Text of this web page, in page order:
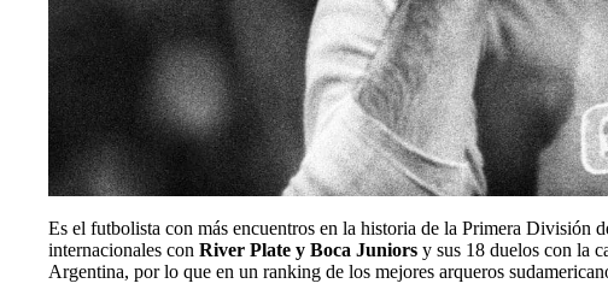
Es el futbolista con más encuentros en la historia de la Primera División
internacionales con River Plate y Boca Juniors y sus 18 duelos con la
Argentina, por lo que en un ranking de los mejores arqueros